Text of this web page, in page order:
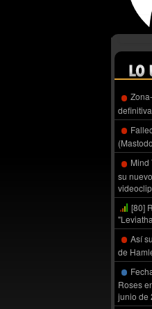
Mind
su
[80]
Así
de
Roses
junio de